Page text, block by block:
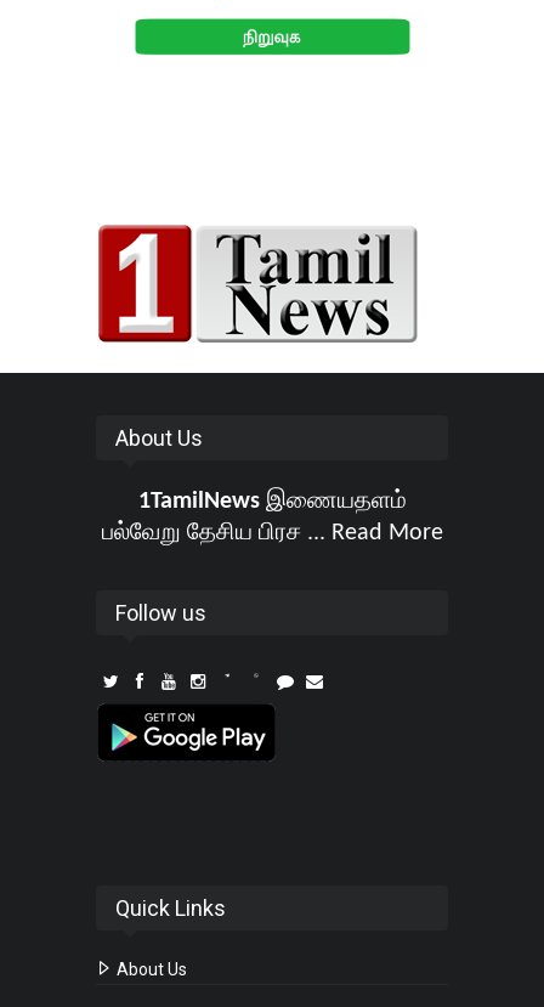
About Us
1TamilNewsஇணையதளம்
பல்வேறு தேசிய பிரச ... Read More
Follow us
Quick Links
About Us